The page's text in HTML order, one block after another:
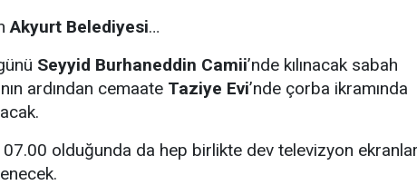
Akyurt Belediyesi…
Seyyid Burhaneddin Camii’nde kılınacak sabah
ardından cemaate Taziye Evi’nde çorba ikramında
07.00 olduğunda da hep birlikte dev televizyon